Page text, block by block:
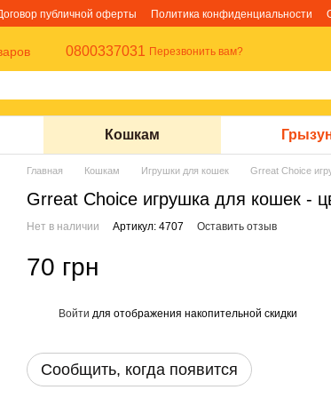
публичной оферты Политика конфиденциальности
0800337031 Перезвонить вам?
Кошкам
Главная Кошкам Игрушки для кошек Grreat Choice
Grreat Choice игрушка для кошек -
Нет в наличии Артикул: 4707 Оставить отзыв
70 грн
Войти для отображения накопительной скидки
Сообщить, когда появится